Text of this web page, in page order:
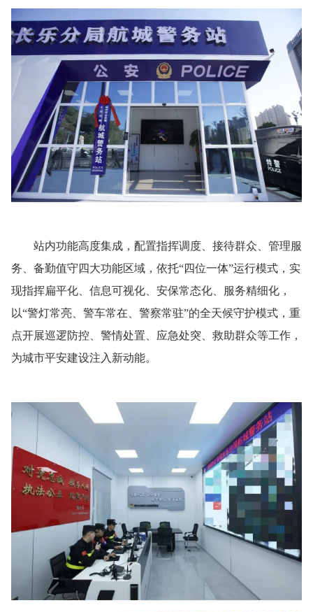
站内功能高度集成，配置指挥调度、接待群众、管理服
务、备勤值守四大功能区域，依托“四位一体”运行模式，实
现指挥扁平化、信息可视化、安保常态化、服务精细化，
以“警灯常亮、警车常在、警察常驻”的全天候守护模式，重
点开展巡逻防控、警情处置、应急处突、救助群众等工作，
为城市平安建设注入新动能。